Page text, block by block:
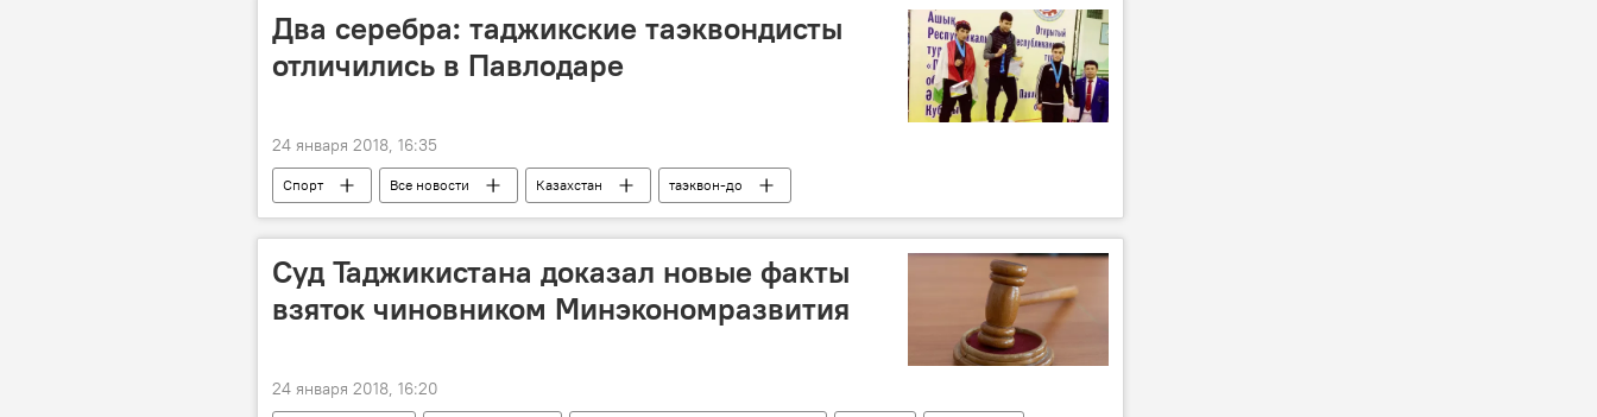
Два серебра: таджикские таэквондисты
отличились в Павлодаре
24 января 2018, 16:35
Спорт Все новости Казахстан
таэквон-до
Таджикистан: свежие новости спорта
Таджикистан
Суд Таджикистана доказал новые факты
взяток чиновником Минэкономразвития
24 января 2018, 16:20